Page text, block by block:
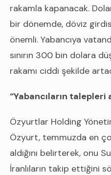
rakamla kapanacak.
bir dönemde, döviz
önemli. Yabancıya
sınırın 300 bin dolara
rakamı ciddi şekilde
“Yabancıların
Özyurtlar Holding
Özyurt, temmuzda en
aldığını belirterek, onu
İranlıların takip ettiğini